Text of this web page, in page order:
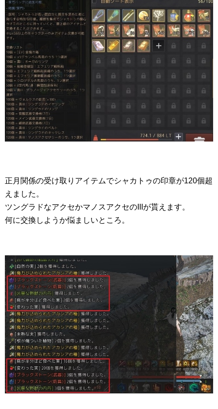
正月関係の受け取りアイテムでシャカトゥの印章が120個超
えました。
ツングラドなアクセかマノスアクセのIIIが貰えます。
何に交換しようか悩ましいところ。